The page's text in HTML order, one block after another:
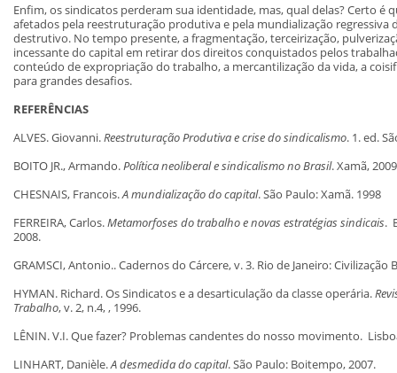
Enfim, os sindicatos perderam sua identidade, mas, qual delas? Certo é
afetados pela reestruturação produtiva e pela mundialização regressiva
destrutivo. No tempo presente, a fragmentação, terceirização,
incessante do capital em retirar dos direitos conquistados pelos
conteúdo de expropriação do trabalho, a mercantilização da vida, a
para grandes desafios.
REFERÊNCIAS
ALVES. Giovanni.Reestruturação Produtiva e crise do sindicalismo. 1. ed.
BOITO JR., Armando.Política neoliberal e sindicalismo no Brasil. Xamã,
CHESNAIS, Francois.A mundialização do capital. São Paulo: Xamã. 1998
FERREIRA, Carlos.Metamorfoses do trabalho e novas estratégias sindicais.
2008.
GRAMSCI, Antonio.. Cadernos do Cárcere, v. 3. Rio de Janeiro: Civilização
HYMAN. Richard. Os Sindicatos e a desarticulação da classe operária.
Trabalho, v. 2, n.4, , 1996.
LÊNIN. V.I. Que fazer? Problemas candentes do nosso movimento.
LINHART, Danièle.A desmedida do capital. São Paulo: Boitempo, 2007.